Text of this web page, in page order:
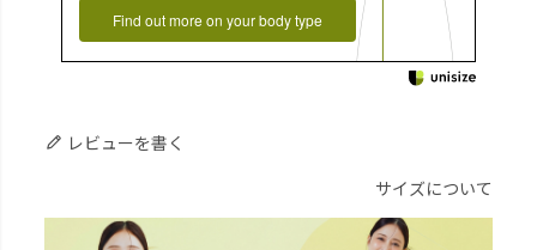
Find out more on your body type
レビューを書く
サイズについて